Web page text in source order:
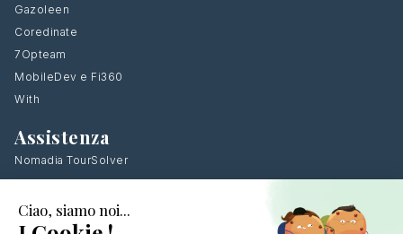
Gazoleen
Coredinate
7Opteam
MobileDev e Fi360
With
Assistenza
Nomadia TourSolver